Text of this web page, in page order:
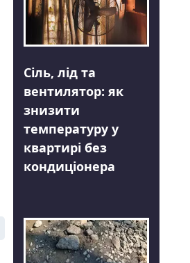
Сіль, лід та
вентилятор: як
знизити
температуру у
квартирі без
кондиціонера